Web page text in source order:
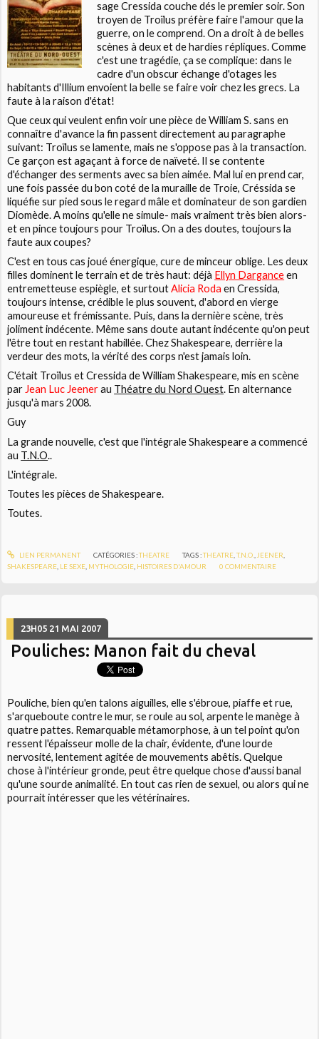
sageCressida couche dés le premier soir. Son
troyen de Troïlus préfère faire l'amour que la
guerre, on le comprend. On a droit à de belles
scènes à deux et de hardies répliques. Comme
c'est une tragédie, ça se complique: dans le
cadre d'un obscur échange d'otages les
habitants d'Illium envoient la belle se faire voir chez les grecs. La
faute à la raison d'état!
Que ceux qui veulent enfin voir une pièce de William S. sans en
connaître d'avance la fin passent directement au paragraphe
suivant: Troïlus se lamente, mais ne s'oppose pas à la transaction.
Ce garçon est agaçant à force de naïveté. Il se contente
d'échanger des serments avec sa bien aimée. Mal lui en prend car,
une fois passée du bon coté de la muraille de Troie,Créssida se
liquéfie sur pied sous le regard mâle et dominateur de son gardien
Diomède. A moins qu'elle ne simule- mais vraiment très bien alors-
et en pince toujours pour Troïlus. On a des doutes, toujours la
faute aux coupes?
C'est en tous cas joué énergique, cure de minceur oblige. Les deux
filles dominent le terrain et de très haut: déjà Ellyn Darganceen
entremetteuse espiègle, et surtoutAlicia Roda enCressida,
toujours intense, crédible le plus souvent, d'abord en vierge
amoureuse et frémissante. Puis, dans la dernière scène, très
joliment indécente. Même sans doute autant indécente qu'on peut
l'être tout en restant habillée. Chez Shakespeare, derrière la
verdeur des mots, la vérité des corps n'est jamais loin.
C'était Troïlus et Cressida deWilliam Shakespeare, mis en scène
par Jean Luc Jeenerau Théatre du Nord Ouest. En alternance
jusqu'à mars 2008.
Guy
La grande nouvelle, c'est que l'intégraleShakespearea commencé
au T.N.O..
L'intégrale.
Toutes les pièces de Shakespeare.
Toutes.
LIEN PERMANENT CATÉGORIES :THEATRE TAGS :THEATRE ,T.N.O. JEENER
SHAKESPEARE LE SEXE MYTHOLOGIE HISTOIRES D'AMOUR 0 COMMENTAIRE
23H05 21 MAI 2007
Pouliches: Manon fait du cheval
Pouliche, bien qu'en talons aiguilles, elle s'ébroue, piaffe et rue,
s'arqueboute contre le mur, se roule au sol, arpente le manège à
quatre pattes. Remarquable métamorphose, à un tel point qu'on
ressent l'épaisseur molle de la chair, évidente, d'une lourde
nervosité, lentement agitée de mouvements abêtis. Quelque
chose à l'intérieur gronde, peut être quelque chose d'aussi banal
qu'une sourde animalité. En tout cas rien de sexuel, ou alors qui ne
pourrait intéresser que les vétérinaires.